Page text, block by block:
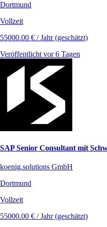
Dortmund
Vollzeit
55000.00 € / Jahr (geschätzt)
Veröffentlicht vor 6 Tagen
SAP Senior Consultant mit
koenig.solutions GmbH
Dortmund
Vollzeit
55000.00 € / Jahr (geschätzt)